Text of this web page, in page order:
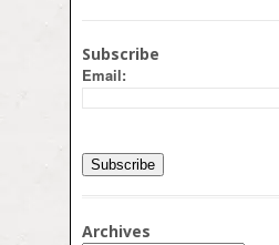
Subscribe
Email:
Archives